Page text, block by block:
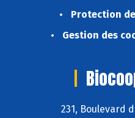
Protection
Gestion des
231, Boulevard